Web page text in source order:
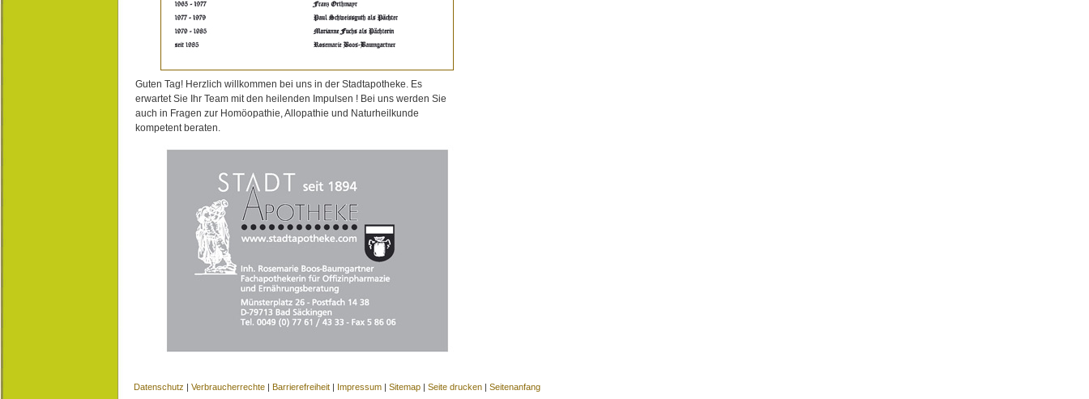
Guten Tag! Herzlich willkommen bei uns in der Stadtapotheke. Es
erwartet Sie Ihr Team mit den heilenden Impulsen ! Bei uns werden Sie
auch in Fragen zur Homöopathie, Allopathie und Naturheilkunde
kompetent beraten.
Datenschutz | Verbraucherrechte | Barrierefreiheit | Impressum | Sitemap | Seite drucken | Seitenanfang